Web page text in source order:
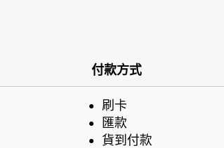
付款方式
刷卡
匯款
貨到付款